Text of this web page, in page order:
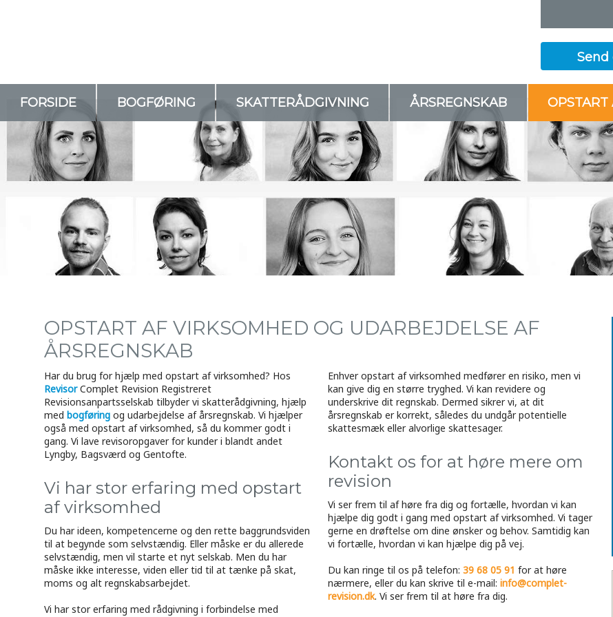
​Send
FORSIDE BOGFØRING SKATTERÅDGIVNING ÅRSREGNSKAB OPSTART
OPSTART AF VIRKSOMHED OG UDARBEJDELSE AF
ÅRSREGNSKAB​
Har du brug for hjælp med opstart af virksomhed? Hos
RevisorComplet Revision Registreret
Revisionsanpartsselskab tilbyder vi skatterådgivning, hjælp
medbogføring og udarbejdelse af årsregnskab. Vi hjælper
også med opstart af virksomhed, så du kommer godt i
gang. Vi lave revisoropgaver for kunder i blandt andet
Lyngby, Bagsværd og Gentofte.
Vi har stor erfaring med opstart
af virksomhed
Du har ideen, kompetencerne og den rette baggrundsviden
til at begynde som selvstændig. Eller måske er du allerede
selvstændig, men vil starte et nyt selskab. Men du har
måske ikke interesse, viden eller tid til at tænke på skat,
moms og alt regnskabsarbejdet.
Vi har stor erfaring med rådgivning i forbindelse med
Enhver opstart af virksomhed medfører en risiko, men vi
kan give dig en større tryghed. Vi kan revidere og
underskrive dit regnskab. Dermed sikrer vi, at dit
årsregnskab er korrekt, således du undgår potentielle
skattesmæk eller alvorlige skattesager.
Kontakt os for at høre mere om
revision
Vi ser frem til af høre fra dig og fortælle, hvordan vi kan
hjælpe dig godt i gang med opstart af virksomhed. Vi tager
gerne en drøftelse om dine ønsker og behov. Samtidig kan
vi fortælle, hvordan vi kan hjælpe dig på vej.
Du kan ringe til os på telefon:39 68 05 91 for at høre
nærmere, eller du kan skrive til e-mail:info@complet-
revision.dk. ​Vi ser frem til at høre fra dig.​